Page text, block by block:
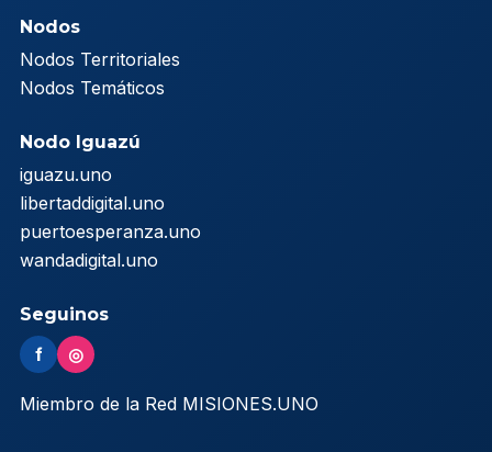
Nodos
Nodos Territoriales
Nodos Temáticos
Nodo Iguazú
iguazu.uno
libertaddigital.uno
puertoesperanza.uno
wandadigital.uno
Seguinos
f ◎
Miembro de la Red MISIONES.UNO